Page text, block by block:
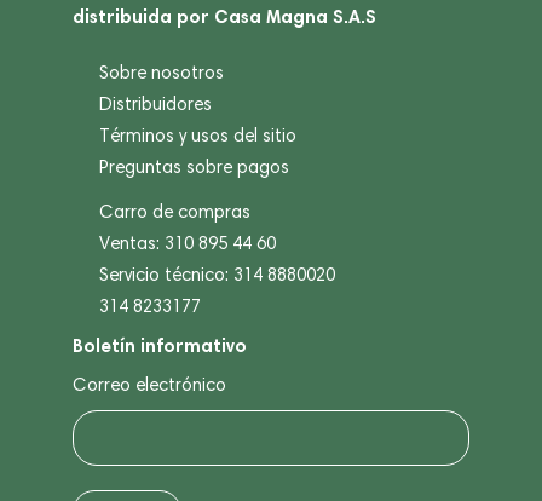
distribuida por Casa Magna S.A.S
Sobre nosotros
Distribuidores
Términos y usos del sitio
Preguntas sobre pagos
Carro de compras
Ventas: 310 895 44 60
Servicio técnico: 314 8880020
314 8233177
Boletín informativo
Correo electrónico